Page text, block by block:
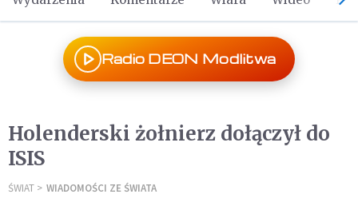
Radio DEON Modlitwa
Holenderski żołnierz dołączył do
ISIS
ŚWIAT WIADOMOŚCI ZE ŚWIATA